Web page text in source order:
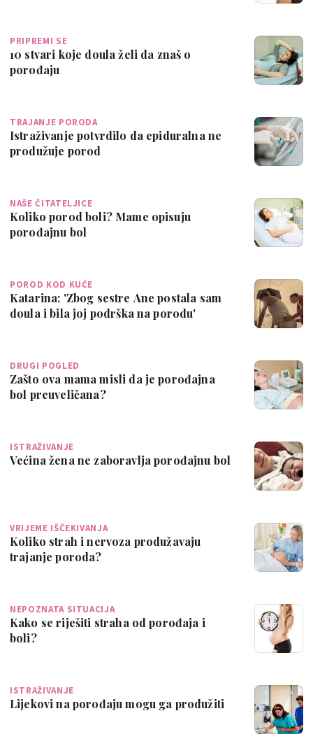
PRIPREMI SE
10 stvari koje doula želi da znaš o
porođaju
TRAJANJE PORODA
Istraživanje potvrdilo da epiduralna ne
produžuje porod
NAŠE ČITATELJICE
Koliko porod boli? Mame opisuju
porođajnu bol
POROD KOD KUĆE
Katarina: 'Zbog sestre Ane postala sam
doula i bila joj podrška na porodu'
DRUGI POGLED
Zašto ova mama misli da je porođajna
bol preuveličana?
ISTRAŽIVANJE
Većina žena ne zaboravlja porođajnu bol
VRIJEME IŠČEKIVANJA
Koliko strah i nervoza produžavaju
trajanje poroda?
NEPOZNATA SITUACIJA
Kako se riješiti straha od porođaja i
boli?
ISTRAŽIVANJE
Lijekovi na porođaju mogu ga produžiti